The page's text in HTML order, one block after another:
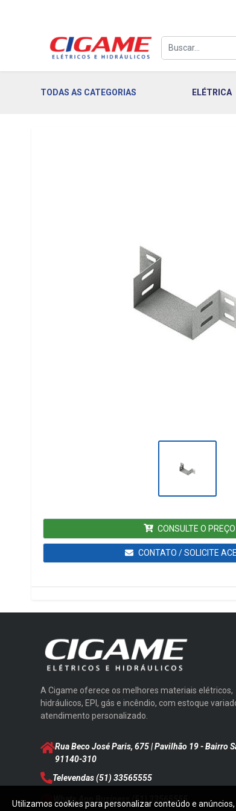
TODAS AS CATEGORIAS ELÉTRICA
CONSULTE O PREÇO
CONTATO / SOLICITE
A Cigame oferece os melhores materiais elétricos,
hidráulicos, EPI, gás e incêndio, com estoque
atendimento personalizado.
Rua Beco José Paris, 675 | Pavilhão 19 - Bairro
91140-310
Televendas(51) 33565555
Whats App Business (51) 33565555
Utilizamos cookies para personalizar conteúdo e